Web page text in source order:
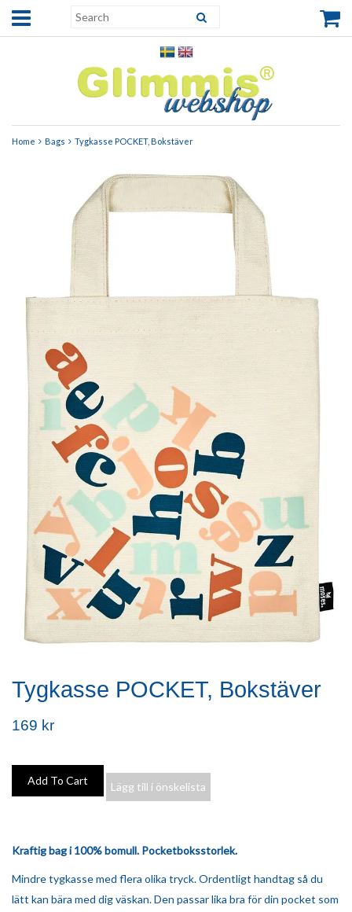
Home Bags Tygkasse POCKET, Bokstäver
Tygkasse POCKET, Bokstäver
169 kr
Lägg till i önskelista
Kraftig bag i 100% bomull. Pocketboksstorlek.
Mindre tygkasse med flera olika tryck. Ordentligt handtag så du
lätt kan bära med dig väskan. Den passar lika bra för din pocket som